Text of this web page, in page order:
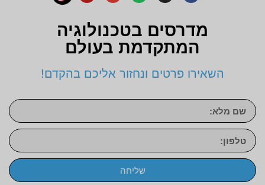
מדרסים בטכנולוגיה
המתקדמת בעולם
השאירו פרטים ונחזור אליכם בהקדם!
שליחה